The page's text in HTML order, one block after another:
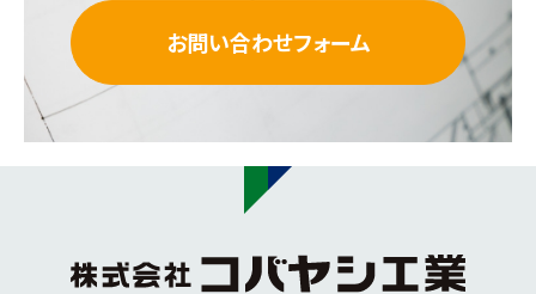
お問い合わせフォーム